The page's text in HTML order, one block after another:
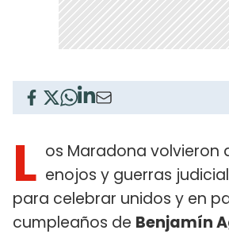
L os Maradona volvieron
enojos y guerras
para celebrar unidos y en
cumpleaños de Benjamín